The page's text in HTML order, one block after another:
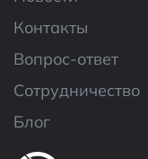
Контакты
Вопрос-ответ
Сотрудничество
Блог